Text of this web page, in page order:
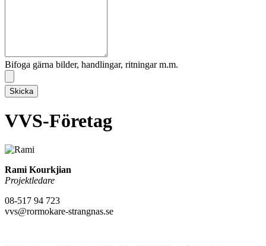
Bifoga gärna bilder, handlingar, ritningar m.m.
Skicka
VVS-Företag
Rami Kourkjian
Projektledare
08-517 94 723
vvs@rormokare-strangnas.se